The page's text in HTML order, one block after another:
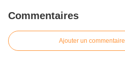
Commentaires
Ajouter un commentaire